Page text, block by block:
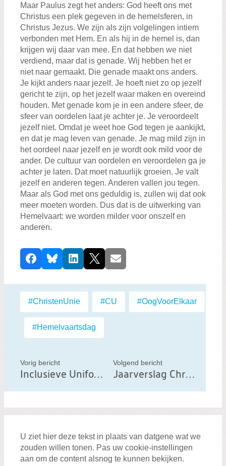
Maar Paulus zegt het anders: God heeft ons met
Christus een plek gegeven in de hemelsferen, in
Christus Jezus. We zijn als zijn volgelingen intiem
verbonden met Hem. En als hij in de hemel is, dan
krijgen wij daar van mee. En dat hebben we niet
verdiend, maar dat is genade. Wij hebben het er
niet naar gemaakt. Die genade maakt ons anders.
Je kijkt anders naar jezelf. Je hoeft niet zo op jezelf
gericht te zijn, op het jezelf waar maken en overeind
houden. Met genade kom je in een andere sfeer, de
sfeer van oordelen laat je achter je. Je veroordeelt
jezelf niet. Omdat je weet hoe God tegen je aankijkt,
en dat je mag leven van genade. Je mag mild zijn in
het oordeel naar jezelf en je wordt ook mild voor de
ander. De cultuur van oordelen en veroordelen ga je
achter je laten. Dat moet natuurlijk groeien. Je valt
jezelf en anderen tegen. Anderen vallen jou tegen.
Maar als God met ons geduldig is, zullen wij dat ook
meer moeten worden. Dus dat is de uitwerking van
Hemelvaart: we worden milder voor onszelf en
anderen.
D
e
e
l
e
r
i
h
t
FacebookBlueskyLinkedIn
X E-mail
Labels:
#ChristenUnie #CU #OogVoorElkaar
#Hemelvaartsdag
Vorig bericht
Inclusieve Uniformen BOA's
Volgend bericht
Jaarverslag ChristenUnie gemeente Groningen
U ziet hier deze tekst in plaats van datgene wat we
zouden willen tonen. Pas uw cookie-instellingen
aan om de content alsnog te kunnen bekijken.